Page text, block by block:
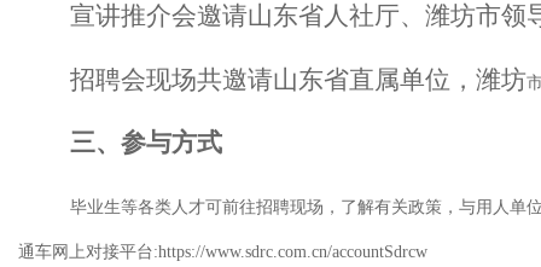
宣讲推介会邀请山东省人社厅、 潍坊市领
招聘会现场共邀请山东省直属单位， 潍坊
三、参与方式
毕业生等各类人才可前往招聘现场，了解有关政策，与用人单
通车网上对接平台:https://www.sdrc.com.cn/accountSdrcw